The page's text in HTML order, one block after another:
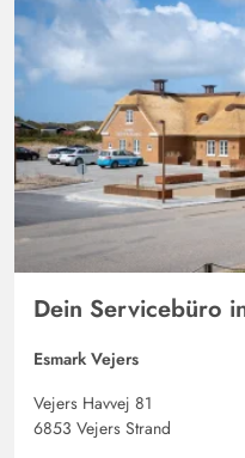
Dein Servicebüro
Esmark Vejers
Vejers Havvej 81
6853 Vejers Strand